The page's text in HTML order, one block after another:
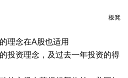
板凳
理念在A股也适用
投资理念，及过去一年投资的得